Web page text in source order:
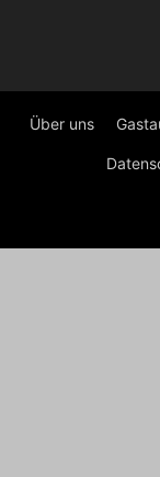
Über uns